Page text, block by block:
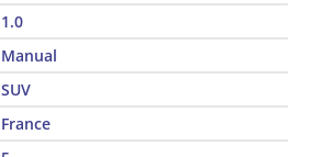
1.0
Manual
SUV
France